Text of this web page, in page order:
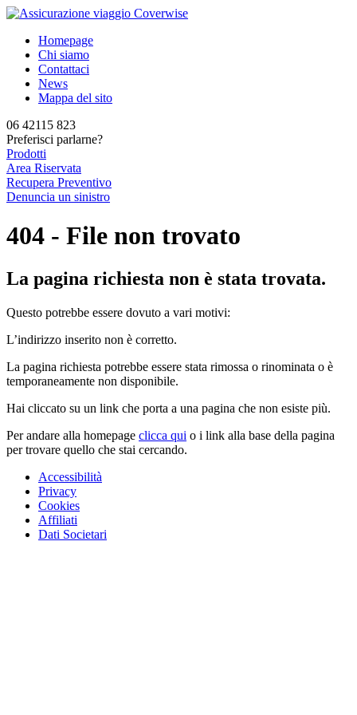
Homepage
Chi siamo
Contattaci
News
Mappa del sito
06 42115 823
Preferisci parlarne?
Prodotti
Area Riservata
Recupera Preventivo
Denuncia un sinistro
404 - File non trovato
La pagina richiesta non è stata trovata.
Questo potrebbe essere dovuto a vari motivi:
L’indirizzo inserito non è corretto.
La pagina richiesta potrebbe essere stata rimossa o rinominata o è
temporaneamente non disponibile.
Hai cliccato su un link che porta a una pagina che non esiste più.
Per andare alla homepage clicca qui o i link alla base della pagina
per trovare quello che stai cercando.
Accessibilità
Privacy
Cookies
Affiliati
Dati Societari